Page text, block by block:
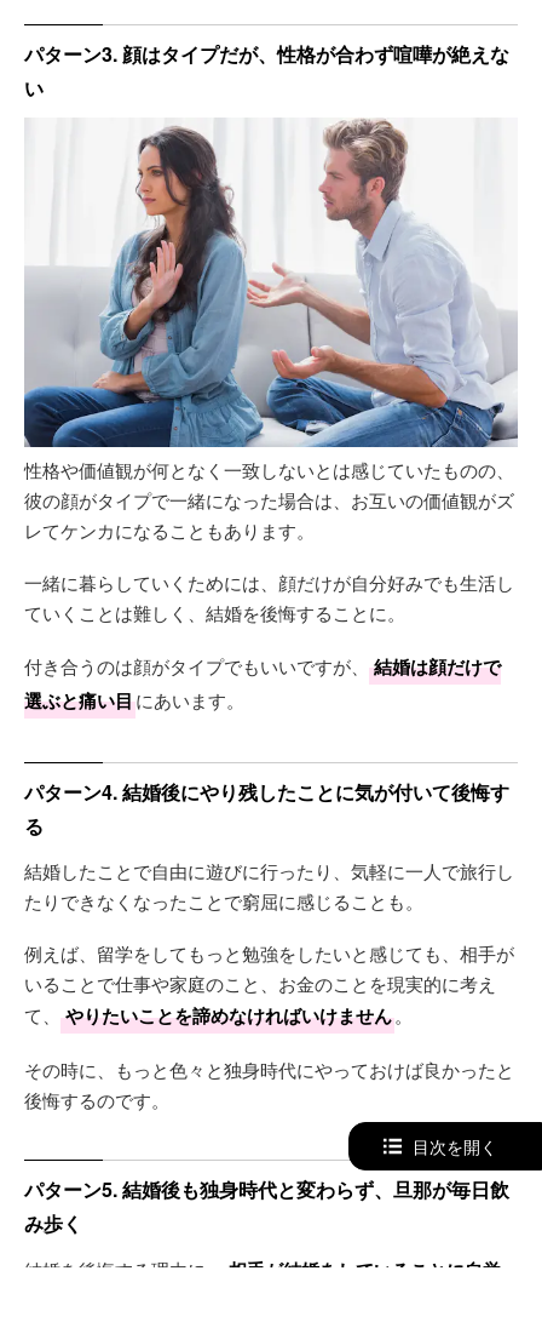
パターン3. 顔はタイプだが、性格が合わず喧嘩が絶えな
い
性格や価値観が何となく一致しないとは感じていたものの、
彼の顔がタイプで一緒になった場合は、お互いの価値観がズ
レてケンカになることもあります。
一緒に暮らしていくためには、顔だけが自分好みでも生活し
ていくことは難しく、結婚を後悔することに。
付き合うのは顔がタイプでもいいですが、
結婚は顔だけで
選ぶと痛い目にあいます。
パターン4. 結婚後にやり残したことに気が付いて後悔す
る
結婚したことで自由に遊びに行ったり、気軽に一人で旅行し
たりできなくなったことで窮屈に感じることも。
例えば、留学をしてもっと勉強をしたいと感じても、相手が
いることで仕事や家庭のこと、お金のことを現実的に考え
て、
やりたいことを諦めなければいけません。
その時に、もっと色々と独身時代にやっておけば良かったと
後悔するのです。
パターン5. 結婚後も独身時代と変わらず、旦那が毎日飲
み歩く
結婚を後悔する理由に、
相手が結婚をしていることに自覚
目次を開く